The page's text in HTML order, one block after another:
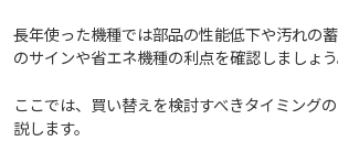
長年使った機種では部品の性能低下や汚れの
のサインや省エネ機種の利点を確認しましょう
ここでは、買い替えを検討すべきタイミング
説します。